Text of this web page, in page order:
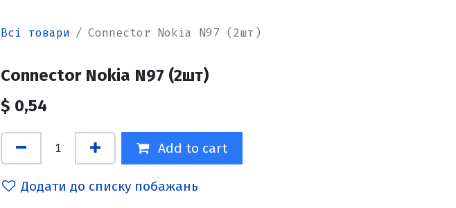
Всі товари Connector Nokia N97 (2шт)
Connector Nokia N97 (2шт)
$ 0,54
Add to cart
Додати до списку побажань